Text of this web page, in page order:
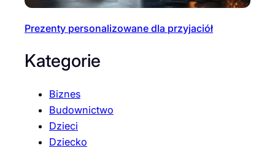
Prezenty personalizowane dla przyjaciół
Kategorie
Biznes
Budownictwo
Dzieci
Dziecko